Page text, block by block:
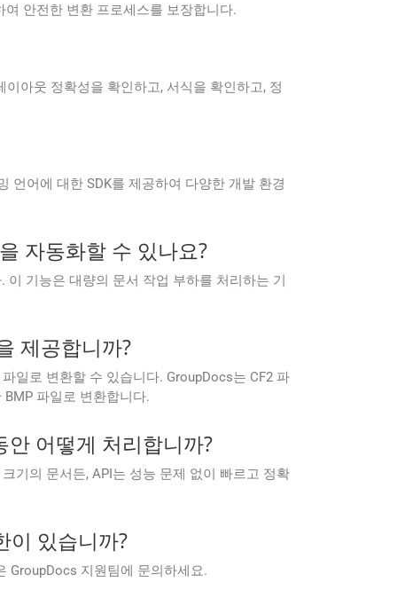
안전한 변환 프로세스를 보장합니다.
아웃 정확성을 확인하고, 서식을 확인하고, 정
언어에 대한 SDK를 제공하여 다양한 개발 환경
자동화할 수 있나요?
이 기능은 대량의 문서 작업 부하를 처리하는 기
제공합니까?
일로 변환할 수 있습니다. GroupDocs는 CF2 파
파일로 변환합니다.
어떻게 처리합니까?
기의 문서든, API는 성능 문제 없이 빠르고 정확
이 있습니까?
GroupDocs 지원팀에 문의하세요.